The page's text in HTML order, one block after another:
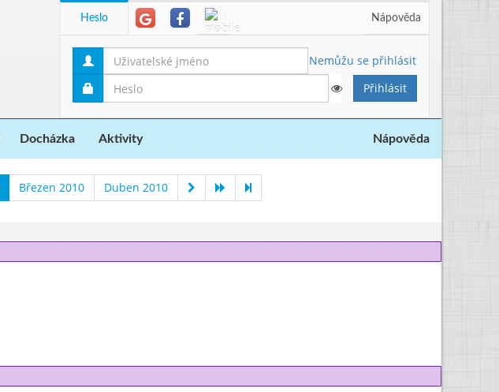
Heslo Nápověda
Nemůžu se přihlásit
Docházka Aktivity Nápověda
Březen 2010 Duben 2010